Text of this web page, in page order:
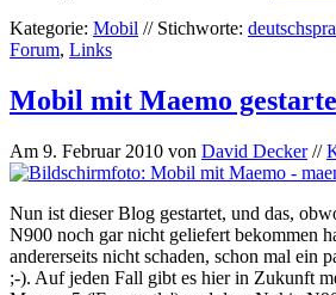
Kategorie: Mobil // Stichworte:
Forum, Links
Mobil mit Maemo
Am 9. Februar 2010 von David Decker//
Nun ist dieser Blog gestartet, und das,
N900 noch gar nicht geliefert bekommen
andererseits nicht schaden, schon mal ein
;-). Auf jeden Fall gibt es hier in Zukunft